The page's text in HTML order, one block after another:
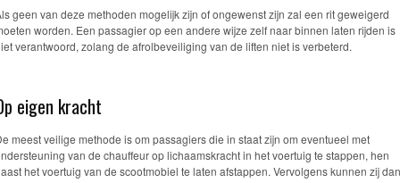
geen van deze methoden mogelijk zijn of ongewenst zijn zal een rit geweigerd
worden. Een passagier op een andere wijze zelf naar binnen laten rijden is
verantwoord, zolang de afrolbeveiliging van de liften niet is verbeterd.
eigen kracht
meest veilige methode is om passagiers die in staat zijn om eventueel met
van de chauffeur op lichaamskracht in het voertuig te stappen, hen
het voertuig van de scootmobiel te laten afstappen. Vervolgens kunnen zij dan